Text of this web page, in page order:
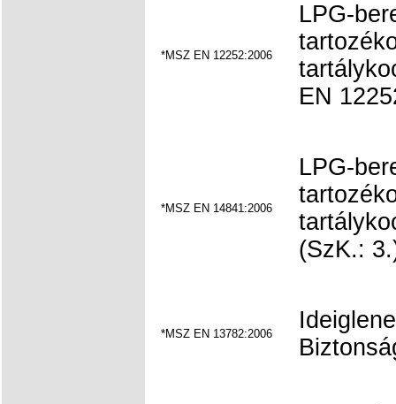
*MSZ EN 12252:2006
LPG-
EN
*MSZ EN 14841:2006
LPG-
(SzK.:
*MSZ EN 13782:2006